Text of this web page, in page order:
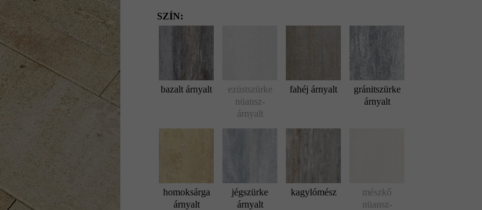
SZÍN:
bazalt árnyalt
ezüstszürke
nüansz-
árnyalt
fahéj árnyalt
gránitszürke
árnyalt
homoksárga
árnyalt
jégszürke
árnyalt
kagylómész
mészkő
nüansz-